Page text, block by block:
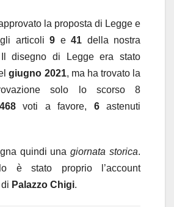
la proposta di Legge e
articoli 9 e 41 della nostra
disegno di Legge era stato
giugno 2021, ma ha trovato la
solo lo scorso 8
468voti a favore, 6astenuti
quindi unagiornata storica.
è stato proprio l’account
Palazzo Chigi.